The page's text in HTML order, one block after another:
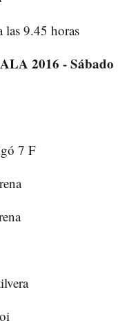
9.45 horas
2016 - Sábado
7 F